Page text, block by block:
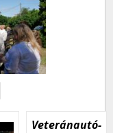
Veteránautó-